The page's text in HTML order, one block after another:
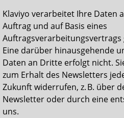
Klaviyo verarbeitet Ihre Daten
Auftrag und auf Basis eines
Auftragsverarbeitungsvertrags
Eine darüber hinausgehende
Daten an Dritte erfolgt nicht.
zum Erhalt des Newsletters
Zukunft widerrufen, z. B. über
Newsletter oder durch eine
uns.